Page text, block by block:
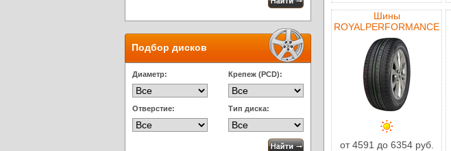
Подбор дисков
Диаметр: Крепеж (PCD):
Отверстие: Тип диска:
Шины
ROYALPERFORMANCE
от 4591 до 6354 руб.